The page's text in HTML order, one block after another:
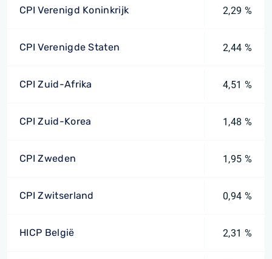
CPI Verenigd Koninkrijk 2,29 %
CPI Verenigde Staten 2,44 %
CPI Zuid-Afrika 4,51 %
CPI Zuid-Korea 1,48 %
CPI Zweden 1,95 %
CPI Zwitserland 0,94 %
HICP België 2,31 %